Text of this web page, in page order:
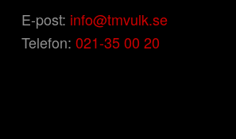
E-post: info@tmvulk.se
Telefon: 021-35 00 20